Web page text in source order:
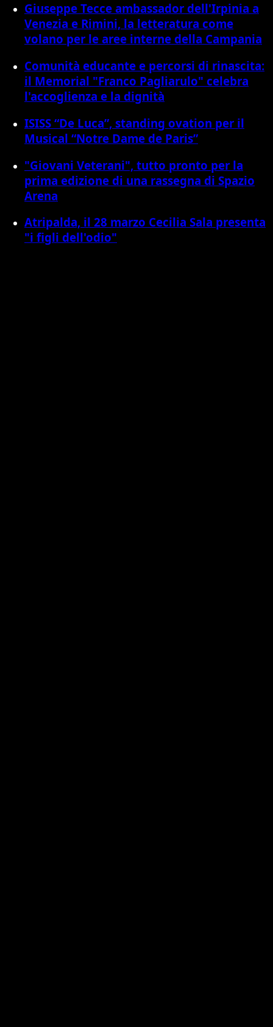
Giuseppe Tecce ambassador dell'Irpinia a
Venezia e Rimini, la letteratura come
volano per le aree interne della Campania
Comunità educante e percorsi di rinascita:
il Memorial "Franco Pagliarulo" celebra
l'accoglienza e la dignità
ISISS “De Luca”, standing ovation per il
Musical “Notre Dame de Paris”
"Giovani Veterani", tutto pronto per la
prima edizione di una rassegna di Spazio
Arena
Atripalda, il 28 marzo Cecilia Sala presenta
"i figli dell'odio"